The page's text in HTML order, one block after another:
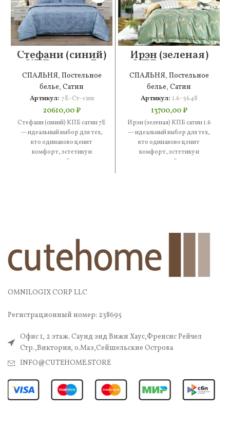
Стефани (синий)
КПБ сатин 7Е
СПАЛЬНЯ, Постельное
белье, Сатин
Артикул: 7Е-Ст-син
20610,00₽
Стефани (синий) КПБ сатин 7Е
— идеальный выбор для тех,
кто одинаково ценит
комфорт, эстетику и
практичность. В составе —
Ирэн (зеленая)
КПБ сатин 1.6
СПАЛЬНЯ, Постельное
белье, Сатин
Артикул: 1.6-5648
13700,00₽
Ирэн (зеленая) КПБ сатин 1.6
— идеальный выбор для тех,
кто одинаково ценит
комфорт, эстетику и
практичность. В составе —
OMNILOGIX CORP LLC
Регистрационный номер: 238695
Офис 1, 2 этаж. Саунд энд Вижн Хаус,Френсис Рейчел
Стр.,Виктория, о.Маэ,Сейшельские Острова
INFO@CUTEHOME.STORE